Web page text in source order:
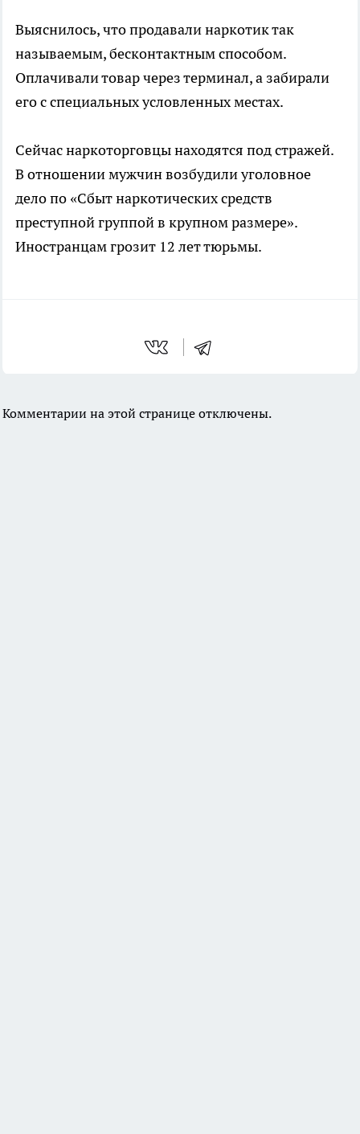
Выяснилось, что продавали наркотик так
называемым, бесконтактным способом.
Оплачивали товар через терминал, а забирали
его с специальных условленных местах.
Сейчас наркоторговцы находятся под стражей.
В отношении мужчин возбудили уголовное
дело по «Сбыт наркотических средств
преступной группой в крупном размере».
Иностранцам грозит 12 лет тюрьмы.
Комментарии на этой странице отключены.